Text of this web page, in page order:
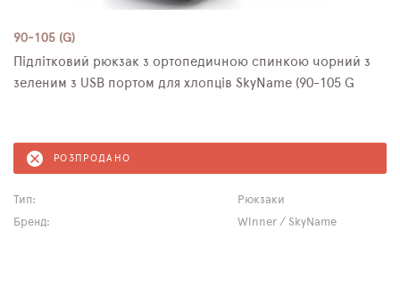
90-105 (G)
Підлітковий рюкзак з ортопедичною спинкою чорний з
зеленим з USB портом для хлопців SkyName (90-105 G
РОЗПРОДАНО
Тип:
Рюкзаки
Бренд:
Winner / SkyName